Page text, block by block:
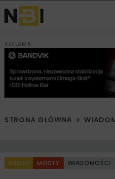
REKLAMA
STRONA GŁÓWNA
DROGI MOSTY WIADOMOŚCI